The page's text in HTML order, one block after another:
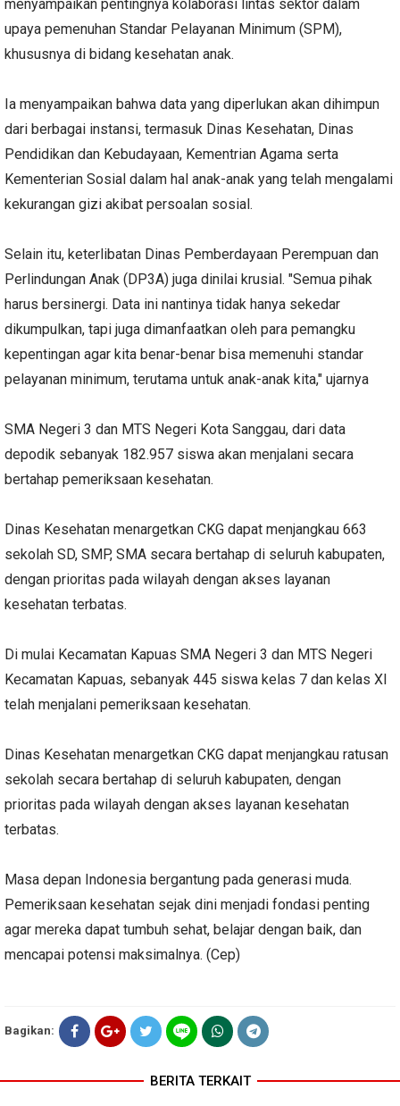
menyampaikan pentingnya kolaborasi lintas sektor dalam
upaya pemenuhan Standar Pelayanan Minimum (SPM),
khususnya di bidang kesehatan anak.
Ia menyampaikan bahwa data yang diperlukan akan dihimpun
dari berbagai instansi, termasuk Dinas Kesehatan, Dinas
Pendidikan dan Kebudayaan, Kementrian Agama serta
Kementerian Sosial dalam hal anak-anak yang telah mengalami
kekurangan gizi akibat persoalan sosial.
Selain itu, keterlibatan Dinas Pemberdayaan Perempuan dan
Perlindungan Anak (DP3A) juga dinilai krusial. "Semua pihak
harus bersinergi. Data ini nantinya tidak hanya sekedar
dikumpulkan, tapi juga dimanfaatkan oleh para pemangku
kepentingan agar kita benar-benar bisa memenuhi standar
pelayanan minimum, terutama untuk anak-anak kita," ujarnya
SMA Negeri 3 dan MTS Negeri Kota Sanggau, dari data
depodik sebanyak 182.957 siswa akan menjalani secara
bertahap pemeriksaan kesehatan.
Dinas Kesehatan menargetkan CKG dapat menjangkau 663
sekolah SD, SMP, SMA secara bertahap di seluruh kabupaten,
dengan prioritas pada wilayah dengan akses layanan
kesehatan terbatas.
Di mulai Kecamatan Kapuas SMA Negeri 3 dan MTS Negeri
Kecamatan Kapuas, sebanyak 445 siswa kelas 7 dan kelas XI
telah menjalani pemeriksaan kesehatan.
Dinas Kesehatan menargetkan CKG dapat menjangkau ratusan
sekolah secara bertahap di seluruh kabupaten, dengan
prioritas pada wilayah dengan akses layanan kesehatan
terbatas.
Masa depan Indonesia bergantung pada generasi muda.
Pemeriksaan kesehatan sejak dini menjadi fondasi penting
agar mereka dapat tumbuh sehat, belajar dengan baik, dan
mencapai potensi maksimalnya. (Cep)
Bagikan:
BERITA TERKAIT